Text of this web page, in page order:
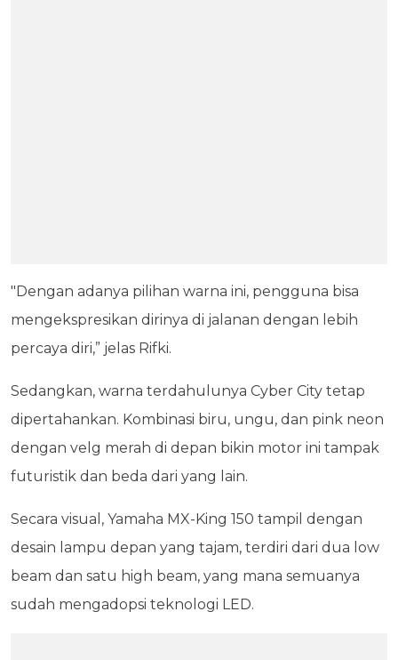
"Dengan adanya pilihan warna ini, pengguna bisa
mengekspresikan dirinya di jalanan dengan lebih
percaya diri,” jelas Rifki.
Sedangkan, warna terdahulunya Cyber City tetap
dipertahankan. Kombinasi biru, ungu, dan pink neon
dengan velg merah di depan bikin motor ini tampak
futuristik dan beda dari yang lain.
Secara visual, Yamaha MX-King 150 tampil dengan
desain lampu depan yang tajam, terdiri dari dua low
beam dan satu high beam, yang mana semuanya
sudah mengadopsi teknologi LED.